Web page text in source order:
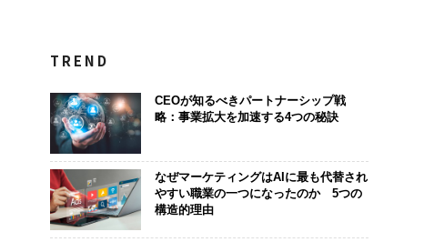
TREND
CEOが知るべきパートナーシップ戦
略：事業拡大を加速する4つの秘訣
なぜマーケティングはAIに最も代替され
やすい職業の一つになったのか 5つの
構造的理由